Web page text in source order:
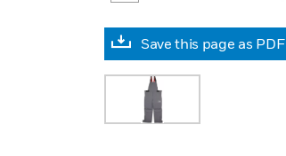
Save this page as PDF